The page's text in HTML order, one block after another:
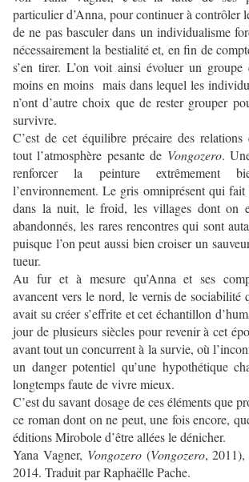
particulier d’Anna, pour continuer à contrôler
de ne pas basculer dans un individualisme
nécessairement la bestialité et, en fin de
s’en tirer. L’on voit ainsi évoluer un
moins en moins mais dans lequel les
n’ont d’autre choix que de rester grouper
survivre.
C’est de cet équilibre précaire des
tout l’atmosphère pesante de Vongozero.
renforcer la peinture extrêmement
l’environnement. Le gris omniprésent qui
dans la nuit, le froid, les villages dont on
abandonnés, les rares rencontres qui sont
puisque l’on peut aussi bien croiser un
tueur.
Au fur et à mesure qu’Anna et ses
avancent vers le nord, le vernis de sociabilité
avait su créer s’effrite et cet échantillon
jour de plusieurs siècles pour revenir à cet
avant tout un concurrent à la survie, où
un danger potentiel qu’une hypothétique
longtemps faute de vivre mieux.
C’est du savant dosage de ces éléments que
ce roman dont on ne peut, une fois encore,
éditions Mirobole d’être allées le dénicher.
Yana Vagner, Vongozero(Vongozero,
2014. Traduit par Raphaëlle Pache.